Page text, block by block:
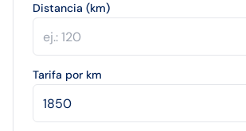
Distancia (km)
Tarifa por km